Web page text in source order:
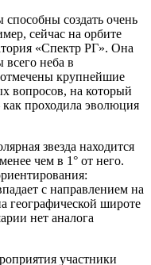
создать очень
сейчас на орбите
«Спектр РГ». Она
всего неба в
отмечены крупнейшие
вопросов, на который
проходила эволюция
звезда находится
чем в 1° от него.
с направлением на
географической широте
нет аналога
участники